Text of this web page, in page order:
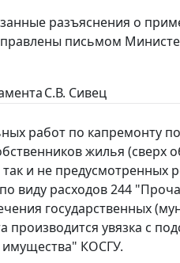
разъяснения о
письмом
С.В. Сивец
работ по капремонту
жилья (сверх
и не предусмотренных
виду расходов 244
государственных
увязка с
КОСГУ.